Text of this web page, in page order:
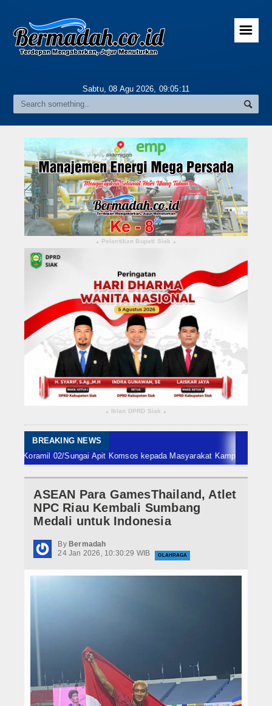
Home
Gallery
Riau
Daerah
Pekanbaru
Pelalawan
Kampar
Rokan Hulu
Bengkalis
Meranti
Indragiri Hulu
Kuansing
Siak
Nasional
Internasional
Hukrim
Budaya & Pariwisata
Olahraga
☰
Sabtu, 08 Agu 2026, 09:05:12
▴ Pelantikan Bupati Siak ▴
▴ Iklan DPRD Siak ▴
BREAKING NEWS
02/Sungai Apit Komsos kepada Masyarakat Kampung Perincit
ASEAN Para GamesThailand, Atlet
NPC Riau Kembali Sumbang
Medali untuk Indonesia
By Bermadah
24 Jan 2026, 10:30:29 WIB
OLAHRAGA